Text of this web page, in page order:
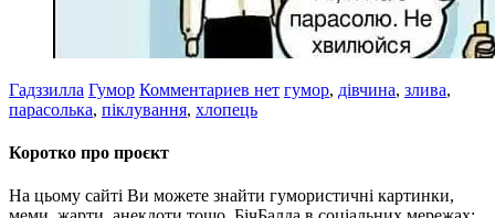
Гадззилла Гумор Комментариев нет гумор, дівчина, злива,
парасолька, піклування, хлопець
Коротко про проєкт
На цьому сайті Ви можете знайти гумористичні картинки,